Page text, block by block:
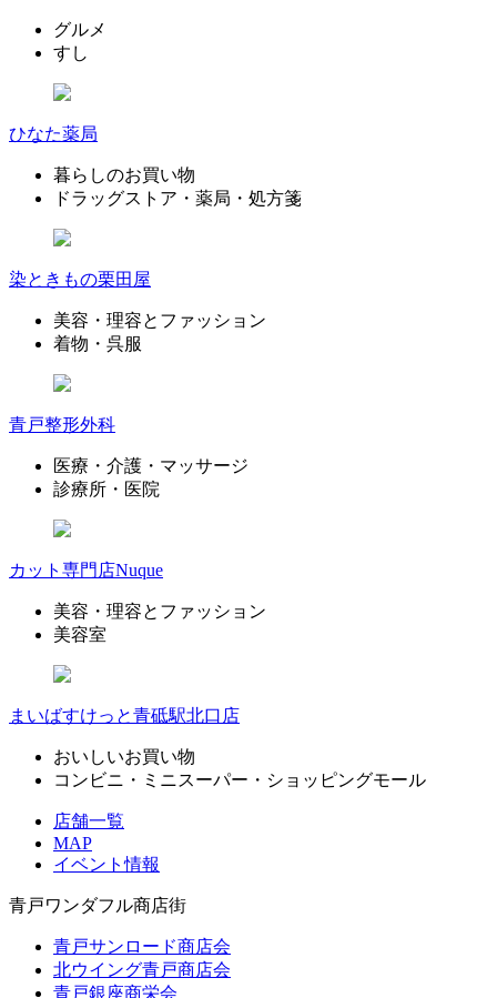
グルメ
すし
ひなた薬局
暮らしのお買い物
ドラッグストア・薬局・処方箋
染ときもの栗田屋
美容・理容とファッション
着物・呉服
青戸整形外科
医療・介護・マッサージ
診療所・医院
カット専門店Nuque
美容・理容とファッション
美容室
まいばすけっと青砥駅北口店
おいしいお買い物
コンビニ・ミニスーパー・ショッピングモール
店舗一覧
MAP
イベント情報
青戸ワンダフル商店街
青戸サンロード商店会
北ウイング青戸商店会
青戸銀座商栄会